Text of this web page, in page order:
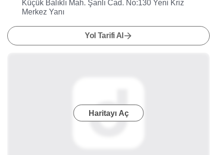
Küçük Balıklı Mah. Şanlı Cad. No:130 Yeni Kriz
Merkez Yanı
Yol Tarifi Al
Haritayı Aç